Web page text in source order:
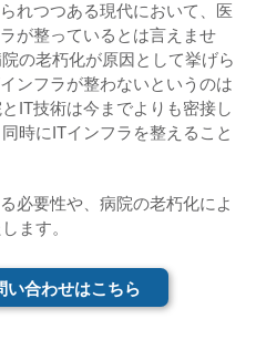
れつつある現代において、医
が整っているとは言えませ
の老朽化が原因として挙げら
ンフラが整わないというのは
IT技術は今までよりも密接し
時にITインフラを整えること
必要性や、病院の老朽化によ
ます。
い合わせはこちら